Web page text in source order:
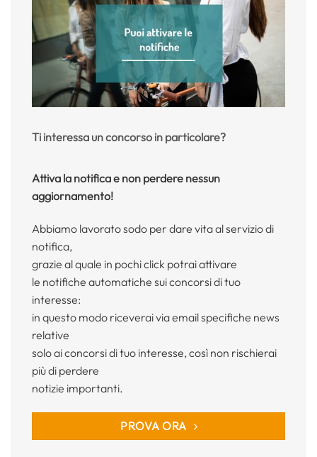
Ti interessa un concorso in particolare?
Attiva la notifica e non perdere nessun
aggiornamento!
Abbiamo lavorato sodo per dare vita al servizio di
notifica,
grazie al quale in pochi click potrai attivare
le notifiche automatiche sui concorsi di tuo
interesse:
in questo modo riceverai via email specifiche news
relative
solo ai concorsi di tuo interesse, così non rischierai
più di perdere
notizie importanti.
PROVA ORA